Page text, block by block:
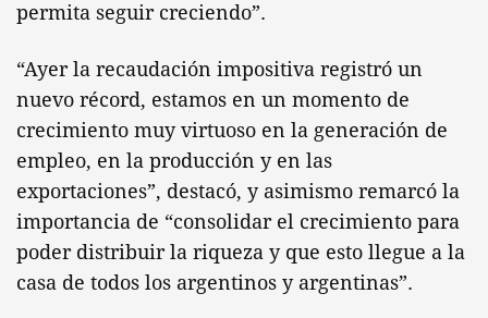
permita seguir creciendo”.
“Ayer la recaudación impositiva registró un
nuevo récord, estamos en un momento de
crecimiento muy virtuoso en la generación de
empleo, en la producción y en las
exportaciones”, destacó, y asimismo remarcó la
importancia de “consolidar el crecimiento para
poder distribuir la riqueza y que esto llegue a la
casa de todos los argentinos y argentinas”.